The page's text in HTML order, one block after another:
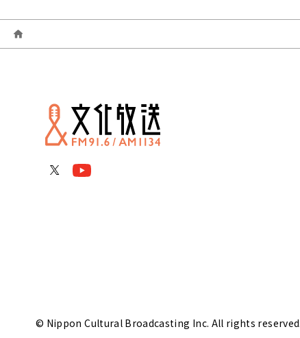
© Nippon Cultural Broadcasting Inc. All rights reserved.